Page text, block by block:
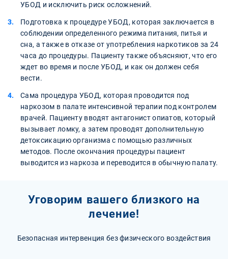
УБОД и исключить риск осложнений.
Подготовка к процедуре УБОД, которая заключается в
соблюдении определенного режима питания, питья и
сна, а также в отказе от употребления наркотиков за 24
часа до процедуры. Пациенту также объясняют, что его
ждет во время и после УБОД, и как он должен себя
вести.
Сама процедура УБОД, которая проводится под
наркозом в палате интенсивной терапии под контролем
врачей. Пациенту вводят антагонист опиатов, который
вызывает ломку, а затем проводят дополнительную
детоксикацию организма с помощью различных
методов. После окончания процедуры пациент
выводится из наркоза и переводится в обычную палату.
Уговорим вашего близкого на
лечение!
Безопасная интервенция без физического воздействия